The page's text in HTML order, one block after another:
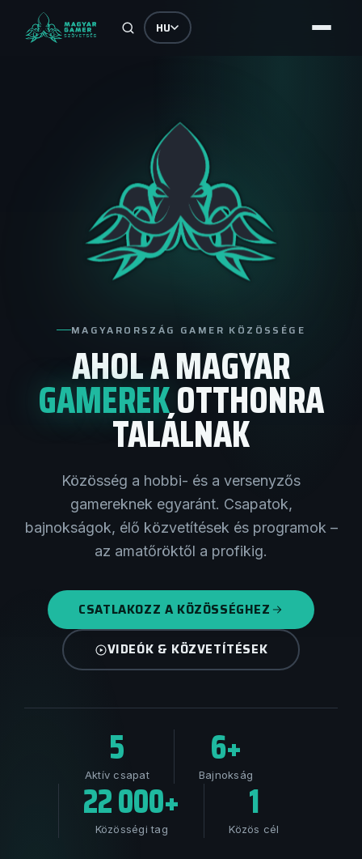
HU
MAGYARORSZÁG GAMER KÖZÖSSÉGE
AHOL A MAGYAR
GAMEREKOTTHONRA
TALÁLNAK
Közösség a hobbi- és a versenyzős
gamereknek egyaránt. Csapatok,
bajnokságok, élő közvetítések és programok –
az amatőröktől a profikig.
CSATLAKOZZ A KÖZÖSSÉGHEZ
VIDEÓK & KÖZVETÍTÉSEK
5
Aktív csapat
6+
Bajnokság
22 000+
Közösségi tag
1
Közös cél